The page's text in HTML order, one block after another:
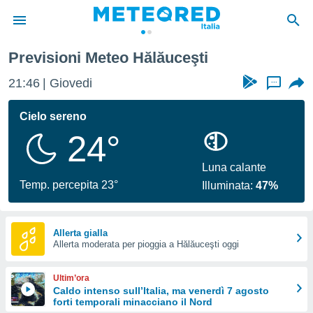
di
per
le
di
Web
le
Previsioni Meteo Hălăuceşti
21:46 Giovedi ...
Cielo sereno
24°
Temp. percepita 23°
Luna calante
Illuminata:47%
Allerta gialla
Allerta moderata per pioggia a Hălăuceşti oggi
Ultim’ora
Caldo intenso sull’Italia, ma venerdì 7 agosto
forti temporali minacciano il Nord